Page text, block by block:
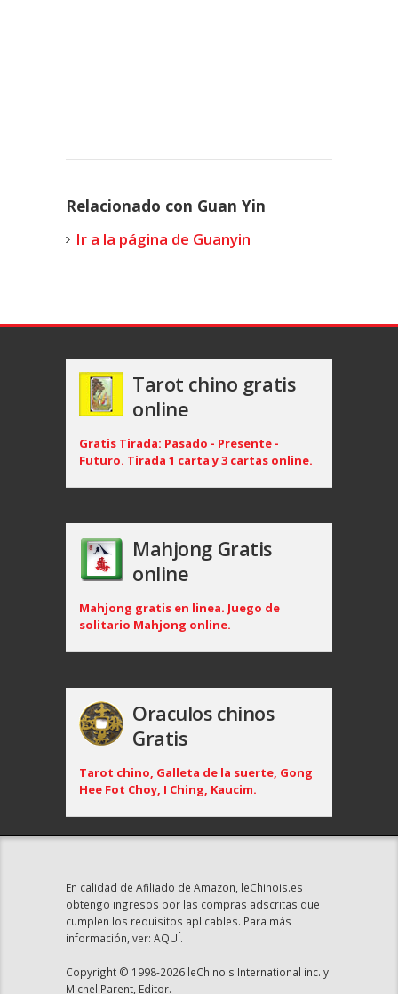
Relacionado con Guan Yin
Ir a la página de Guanyin
Tarot chino gratis
online
Gratis Tirada: Pasado - Presente -
Futuro. Tirada 1 carta y 3 cartas online.
Mahjong Gratis
online
Mahjong gratis en linea. Juego de
solitario Mahjong online.
Oraculos chinos
Gratis
Tarot chino, Galleta de la suerte, Gong
Hee Fot Choy, I Ching, Kaucim.
En calidad de Afiliado de Amazon, leChinois.es
obtengo ingresos por las compras adscritas que
cumplen los requisitos aplicables. Para más
información, ver: AQUÍ.
Copyright © 1998-2026 leChinois International inc. y
Michel Parent, Editor.